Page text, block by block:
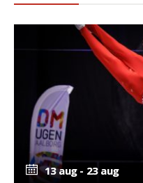
13 aug - 23 aug
13 aug - 23 aug